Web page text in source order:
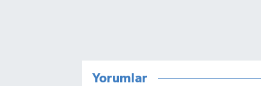
Yorumlar